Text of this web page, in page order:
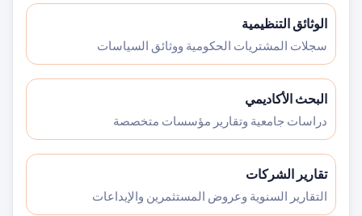
الوثائق التنظيمية
سجلات المشتريات الحكومية ووثائق السياسات
البحث الأكاديمي
دراسات جامعية وتقارير مؤسسات متخصصة
تقارير الشركات
التقارير السنوية وعروض المستثمرين والإيداعات